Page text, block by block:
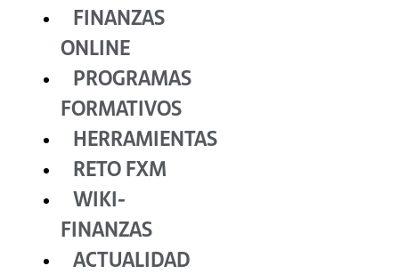
FINANZAS
ONLINE
PROGRAMAS
FORMATIVOS
HERRAMIENTAS
RETO FXM
WIKI-
FINANZAS
ACTUALIDAD